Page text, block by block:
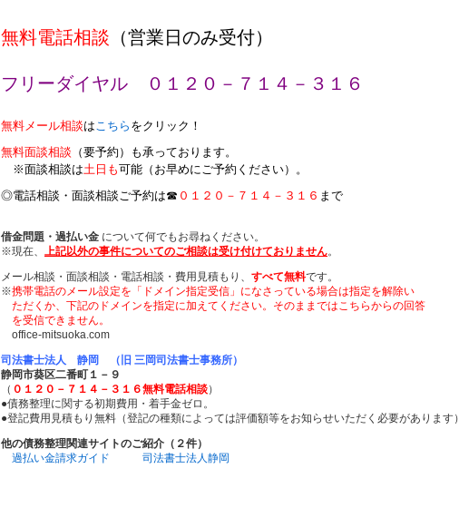
無料電話相談 （営業日のみ受付）
フリーダイヤル ０１２０－７１４－３１６
無料メール相談はこちら をクリック！
無料面談相談 （要予約）も承っております。
※面談相談は土日も可能（お早めにご予約ください）。
◎電話相談・面談相談ご予約は☎ ０１２０－７１４－３１６ まで
借金問題・過払い金 について何でもお尋ねください。
※現在、 上記以外の事件についてのご相談は受け付けておりません。
メール相談・面談相談・電話相談・費用見積もり、 すべて無料です。
※携帯電話のメール設定を「ドメイン指定受信」になさっている場合は指定を解除い
ただくか、下記のドメインを指定に加えてください。そのままではこちらからの回答
を受信できません。
office-mitsuoka.com
司法書士法人 静岡 （旧 三岡司法書士事務所）
静岡市葵区二番町１－９
（ ０１２０－７１４－３１６無料電話相談）
●債務整理に関する初期費用・着手金ゼロ。
●登記費用見積もり無料（登記の種類によっては評価額等をお知らせいただく必要があります）
他の債務整理関連サイトのご紹介（２件）
過払い金請求ガイド
司法書士法人静岡